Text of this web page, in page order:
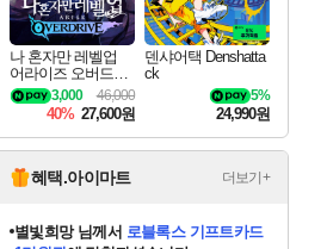
나 혼자만 레벨업
어라이즈 오버드라
이브 Solo Leveling A
rise
46,000
3,000
40% 27,600원
덴샤어택 Denshatta
ck
5%
24,990원
혜택.아이마트 더보기+
별빛희망님께서 로블록스 기프트카드